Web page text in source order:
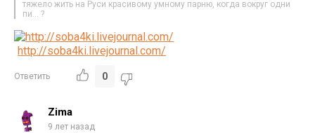
тяжело жить на Руси красивому умному парню, когда вокруг одни
пи… ?
http://soba4ki.livejournal.com/
Ответить 0
Zima
9 лет назад